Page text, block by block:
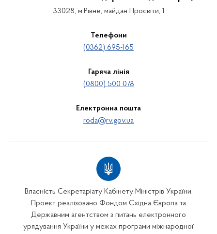
33028, м.Рівне, майдан Просвіти, 1
Телефони
(0362) 695-165
Гаряча лінія
(0800) 500 078
Електронна пошта
roda@rv.gov.ua
Власність Секретаріату Кабінету Міністрів України.
Проект реалізовано Фондом Східна Європа та
Державним агентством з питань електронного
урядування України у межах програми міжнародної